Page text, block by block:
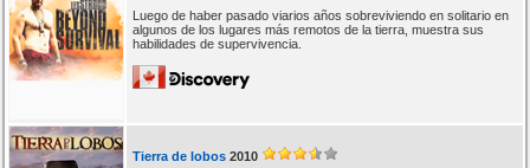
Luego de haber pasado viarios años sobreviviendo en solitario en
algunos de los lugares más remotos de la tierra, muestra sus
habilidades de supervivencia.
Tierra de lobos 2010